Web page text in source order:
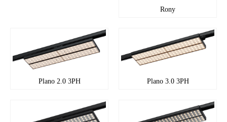
Rony
Plano 2.0 3PH Plano 3.0 3PH